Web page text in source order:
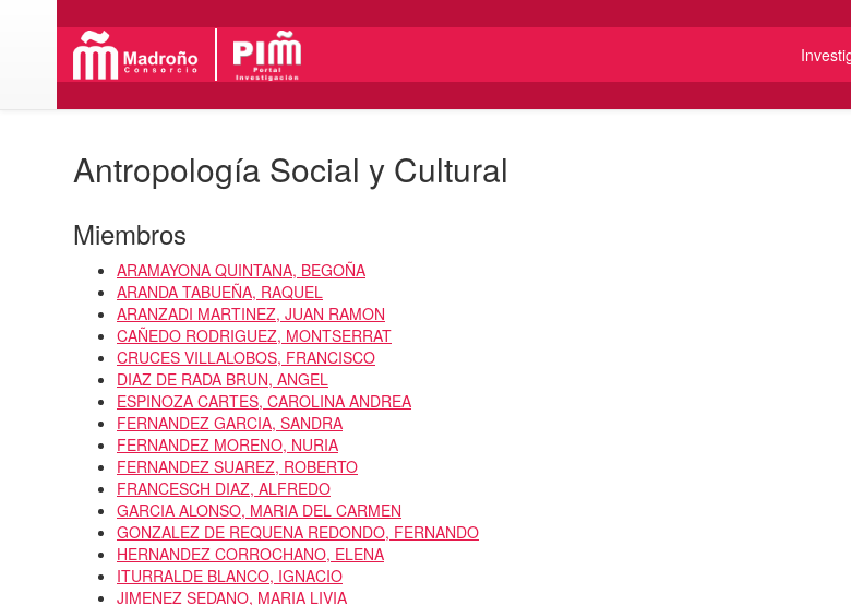
Antropología Social y Cultural
Miembros
ARAMAYONA QUINTANA, BEGOÑA
ARANDA TABUEÑA, RAQUEL
ARANZADI MARTINEZ, JUAN RAMON
CAÑEDO RODRIGUEZ, MONTSERRAT
CRUCES VILLALOBOS, FRANCISCO
DIAZ DE RADA BRUN, ANGEL
ESPINOZA CARTES, CAROLINA ANDREA
FERNANDEZ GARCIA, SANDRA
FERNANDEZ MORENO, NURIA
FERNANDEZ SUAREZ, ROBERTO
FRANCESCH DIAZ, ALFREDO
GARCIA ALONSO, MARIA DEL CARMEN
GONZALEZ DE REQUENA REDONDO, FERNANDO
HERNANDEZ CORROCHANO, ELENA
ITURRALDE BLANCO, IGNACIO
JIMENEZ SEDANO, MARIA LIVIA